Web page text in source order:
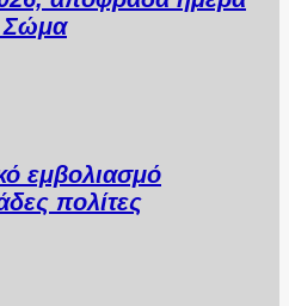
Σώμα
εμβολιασμό
πολίτες